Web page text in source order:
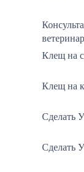
Клещ на
Клещ на
Сделать
Сделать